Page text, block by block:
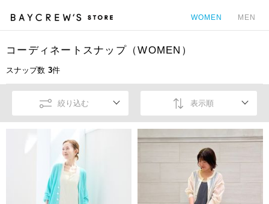
WOMEN MEN
コーディネートスナップ（WOMEN）
スナップ数 3件
絞り込む 表示順